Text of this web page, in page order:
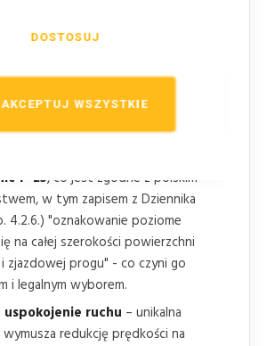
WSZYSTKIE
DOSTOSUJ
z oznakowaniem P-25
P-25, co jest zgodne z polskim
w tym zapisem z Dziennika
4.2.6.) "oznakowanie poziome
na całej szerokości powierzchni
zjazdowej progu" - co czyni go
i legalnym wyborem.
ruchu – unikalna
redukcję prędkości na